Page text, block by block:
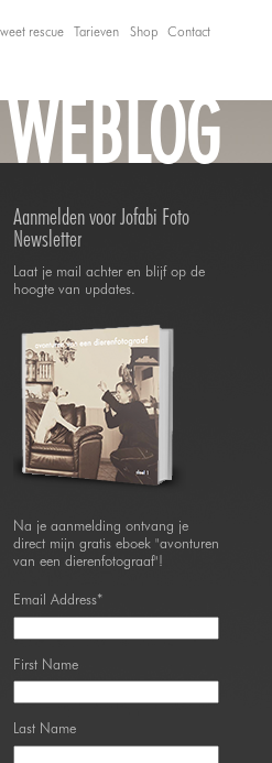
rescue Tarieven Shop Contact
WEBLOG
Aanmelden voor Jofabi Foto
Newsletter
Laat je mail achter en blijf op de
hoogte van updates.
Na je aanmelding ontvang je
direct mijn gratis eboek "avonturen
van een dierenfotograaf"!
Email Address*
First Name
Last Name